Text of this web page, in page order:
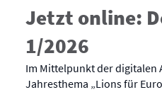
Jetzt online:
1/2026
Im Mittelpunkt der digitalen
Jahresthema „Lions für